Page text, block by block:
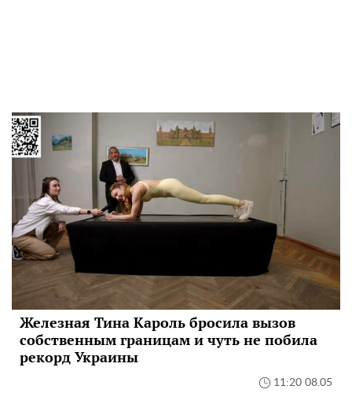
Железная Тина Кароль бросила вызов
собственным границам и чуть не побила
рекорд Украины
11:20 08.05